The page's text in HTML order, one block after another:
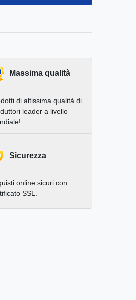
Massima qualità
di altissima qualità di
leader a livello
Sicurezza
online sicuri con
SSL.